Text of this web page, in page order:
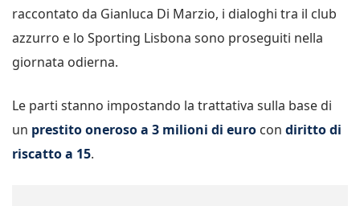
raccontato da Gianluca Di Marzio, i dialoghi tra il club
azzurro e lo Sporting Lisbona sono proseguiti nella
giornata odierna.
Le parti stanno impostando la trattativa sulla base di
un prestito oneroso a 3 milioni di euro con diritto di
riscatto a 15.